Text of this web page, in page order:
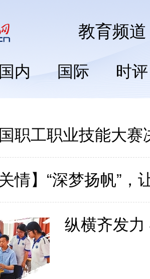
教育频道
内 国际 时评
职工职业技能大赛
情】“深梦扬帆”，
纵横齐发力